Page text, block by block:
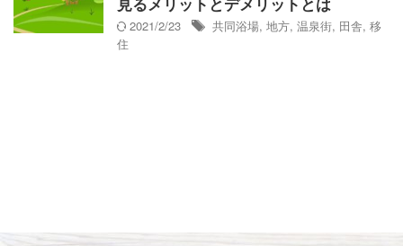
2021/2/23 共同浴場, 地方, 温泉街, 田舎, 移
住